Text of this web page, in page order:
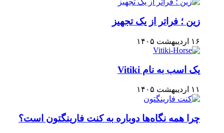
زین ؛ فراتر از یک تجهیز
۱۶ اردیبهشت ۱۴۰۵
یک اسب به نام Vitiki
۱۱ اردیبهشت ۱۴۰۵
چرا همه نگاه‌ها دوباره به کنت فارینگتون است؟